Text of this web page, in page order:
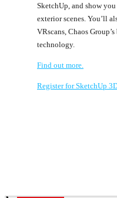
SketchUp, and show
exterior scenes. You’ll
VRscans, Chaos
technology.
Find out more.
Register for SketchUp